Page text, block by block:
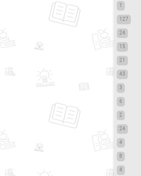
1
127
24
15
21
43
3
6
2
24
4
8
4